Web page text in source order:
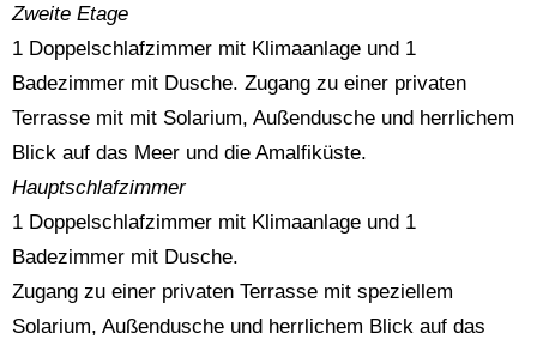
Zweite Etage
1 Doppelschlafzimmer mit Klimaanlage und 1
Badezimmer mit Dusche. Zugang zu einer privaten
Terrasse mit mit Solarium, Außendusche und herrlichem
Blick auf das Meer und die Amalfiküste.
Hauptschlafzimmer
1 Doppelschlafzimmer mit Klimaanlage und 1
Badezimmer mit Dusche.
Zugang zu einer privaten Terrasse mit speziellem
Solarium, Außendusche und herrlichem Blick auf das